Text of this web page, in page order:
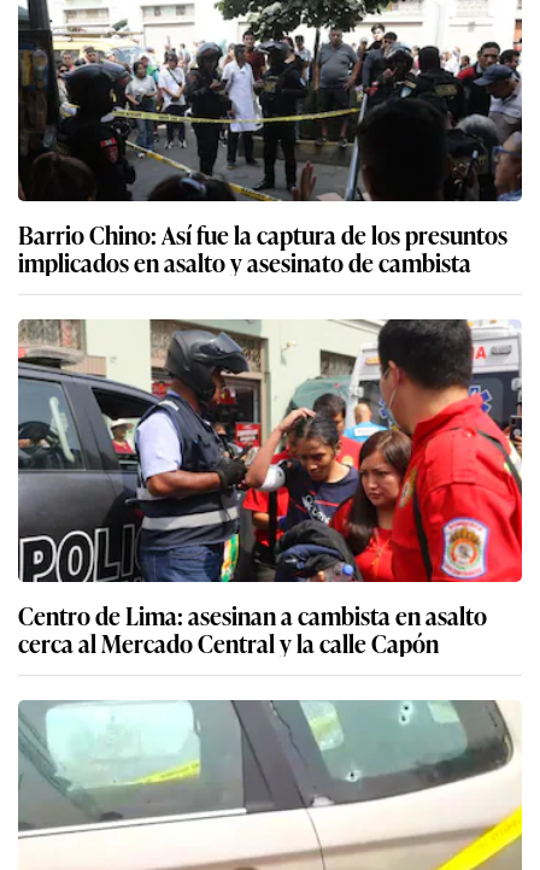
Barrio Chino: Así fue la captura de los presuntos
implicados en asalto y asesinato de cambista
Centro de Lima: asesinan a cambista en asalto
cerca al Mercado Central y la calle Capón